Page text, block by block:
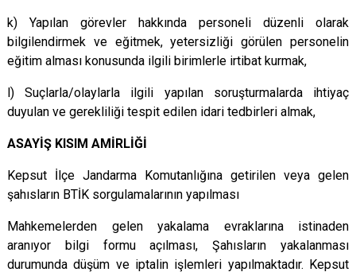
k) Yapılan görevler hakkında personeli düzenli olarak
bilgilendirmek ve eğitmek, yetersizliği görülen personelin
eğitim alması konusunda ilgili birimlerle irtibat kurmak,
l) Suçlarla/olaylarla ilgili yapılan soruşturmalarda ihtiyaç
duyulan ve gerekliliği tespit edilen idari tedbirleri almak,
ASAYİŞ KISIM AMİRLİĞİ
Kepsut İlçe Jandarma Komutanlığına getirilen veya gelen
şahısların BTİK sorgulamalarının yapılması
Mahkemelerden gelen yakalama evraklarına istinaden
aranıyor bilgi formu açılması, Şahısların yakalanması
durumunda düşüm ve iptalin işlemleri yapılmaktadır. Kepsut